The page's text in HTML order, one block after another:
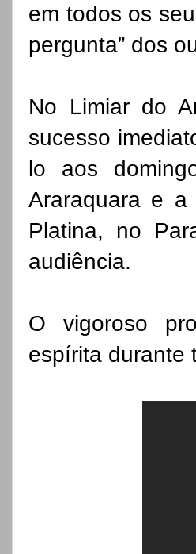
em todos os
pergunta” dos
No Limiar do
sucesso
lo aos
Araraquara e a
Platina, no
audiência.
O vigoroso
espírita durante